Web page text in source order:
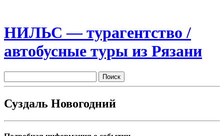
НИЛЬС — турагентство /
автобусные туры из Рязани
Суздаль Новогодний